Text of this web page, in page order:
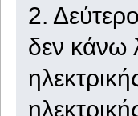
2.
δεν κάνω